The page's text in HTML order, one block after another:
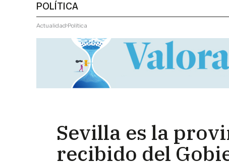
POLÍTICA
Actualidad Política
Sevilla es la
recibido del